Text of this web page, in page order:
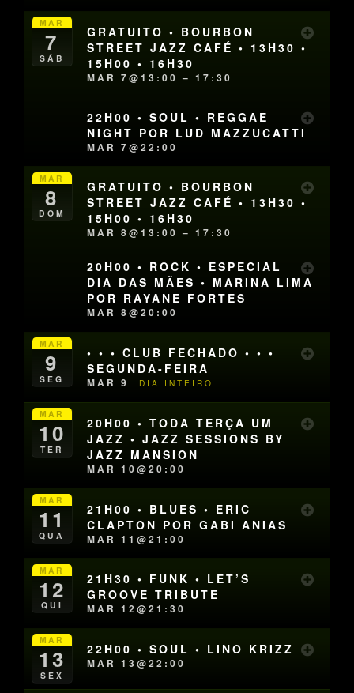
MAR
7
SÁB
GRATUITO • BOURBON
STREET JAZZ CAFÉ • 13H30 •
15H00 • 16H30
MAR 7@13:00 – 17:30
22H00 • SOUL • REGGAE
NIGHT POR LUD MAZZUCATTI
MAR 7@22:00
MAR
8
DOM
GRATUITO • BOURBON
STREET JAZZ CAFÉ • 13H30 •
15H00 • 16H30
MAR 8@13:00 – 17:30
20H00 • ROCK • ESPECIAL
DIA DAS MÃES • MARINA LIMA
POR RAYANE FORTES
MAR 8@20:00
MAR
9
SEG
• • • CLUB FECHADO • • •
SEGUNDA-FEIRA
MAR 9 DIA INTEIRO
MAR
10
TER
20H00 • TODA TERÇA UM
JAZZ • JAZZ SESSIONS BY
JAZZ MANSION
MAR 10@20:00
MAR
11
QUA
21H00 • BLUES • ERIC
CLAPTON POR GABI ANIAS
MAR 11@21:00
MAR
12
QUI
21H30 • FUNK • LET’S
GROOVE TRIBUTE
MAR 12@21:30
MAR
13
SEX
22H00 • SOUL • LINO KRIZZ
MAR 13@22:00